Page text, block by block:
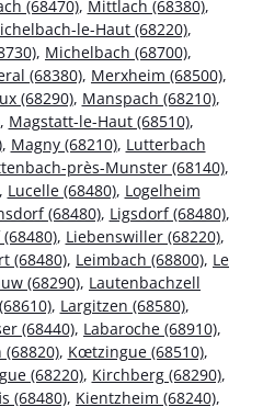
(68470), Mittlach (68380),
le-Haut (68220),
, Michelbach (68700),
(68380), Merxheim (68500),
(68290), Manspach (68210),
, Magstatt-le-Haut (68510),
, Magny (68210), Lutterbach
près-Munster (68140),
Lucelle (68480), Logelheim
(68480), Ligsdorf (68480),
, Liebenswiller (68220),
(68480), Leimbach (68800), Le
(68290), Lautenbachzell
, Largitzen (68580),
(68440), Labaroche (68910),
, Kœtzingue (68510),
(68220), Kirchberg (68290),
(68480), Kientzheim (68240),